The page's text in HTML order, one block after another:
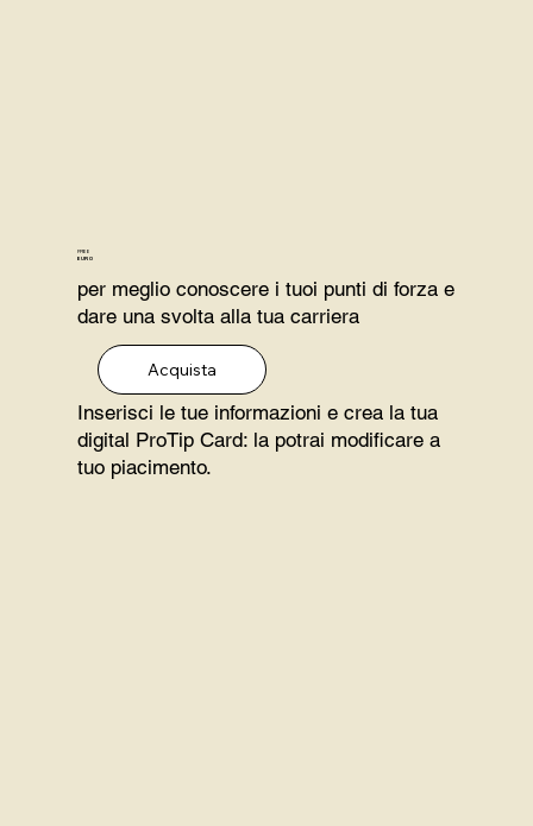
FREE
EUR 0
per meglio conoscere i tuoi punti di forza e
dare una svolta alla tua carriera
Acquista
Inserisci le tue informazioni e crea la tua
digital ProTip Card: la potrai modificare a
tuo piacimento.